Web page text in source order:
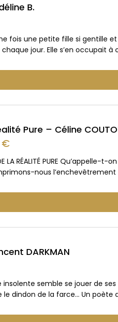
B.
fois une petite fille si gentille
jour. Elle s’en occupait à
Pure – Céline
€
LA RÉALITÉ PURE
nous
DARKMAN
insolente semble se jouer de
dindon de la farce… Un poète